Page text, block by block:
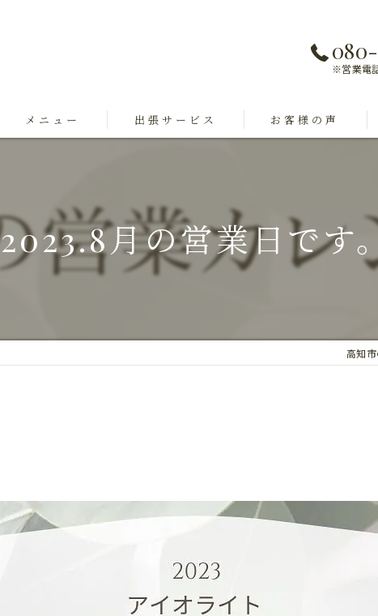
※営業電
メニュー 出張サービス お客様の声
2023.8月の営業日です
高知